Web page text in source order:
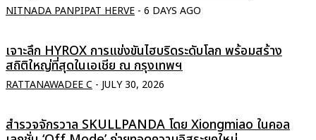
NITNADA PANPIPAT HERVE - 6 DAYS AGO
เจาะลึก HYROX การแข่งขันไฮบริดระดับโลก พร้อมสร้าง
สถิติใหญ่ที่สุดในเอเชีย ณ กรุงเทพฯ
RATTANAWADEE C - JULY 30, 2026
สำรวจจักรวาล SKULLPANDA โดย Xiongmiao ในคอล